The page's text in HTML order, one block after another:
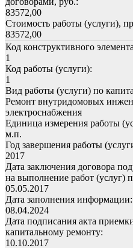
83572,00
Стоимость работы (услуги),
83572,00
Код конструктивного
1
Код работы (услуги):
1
Вид работы (услуги) по
Ремонт внутридомовых
электроснабжения
Единица измерения работы
м.п.
Год завершения работы
2017
Дата заключения договора
на выполнение работ (услуг)
05.05.2017
Дата заполнения информации:
08.04.2024
Дата подписания акта
капитальному ремонту:
10.10.2017